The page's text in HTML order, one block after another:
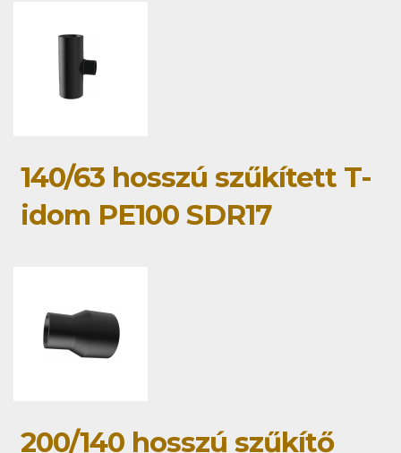
140/63 hosszú szűkített T-
idom PE100 SDR17
200/140 hosszú szűkítő